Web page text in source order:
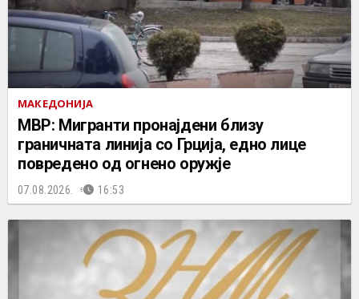
МАКЕДОНИЈА
МВР: Мигранти пронајдени близу
граничната линија со Грција, едно лице
повредено од огнено оружје
07.08.2026. 16:53